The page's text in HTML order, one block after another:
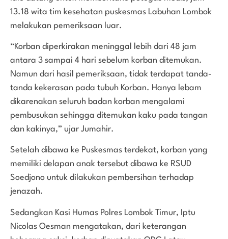
13.18 wita tim kesehatan puskesmas Labuhan Lombok
melakukan pemeriksaan luar.
“Korban diperkirakan meninggal lebih dari 48 jam
antara 3 sampai 4 hari sebelum korban ditemukan.
Namun dari hasil pemeriksaan, tidak terdapat tanda-
tanda kekerasan pada tubuh Korban. Hanya lebam
dikarenakan seluruh badan korban mengalami
pembusukan sehingga ditemukan kaku pada tangan
dan kakinya,” ujar Jumahir.
Setelah dibawa ke Puskesmas terdekat, korban yang
memiliki delapan anak tersebut dibawa ke RSUD
Soedjono untuk dilakukan pembersihan terhadap
jenazah.
Sedangkan Kasi Humas Polres Lombok Timur, Iptu
Nicolas Oesman mengatakan, dari keterangan